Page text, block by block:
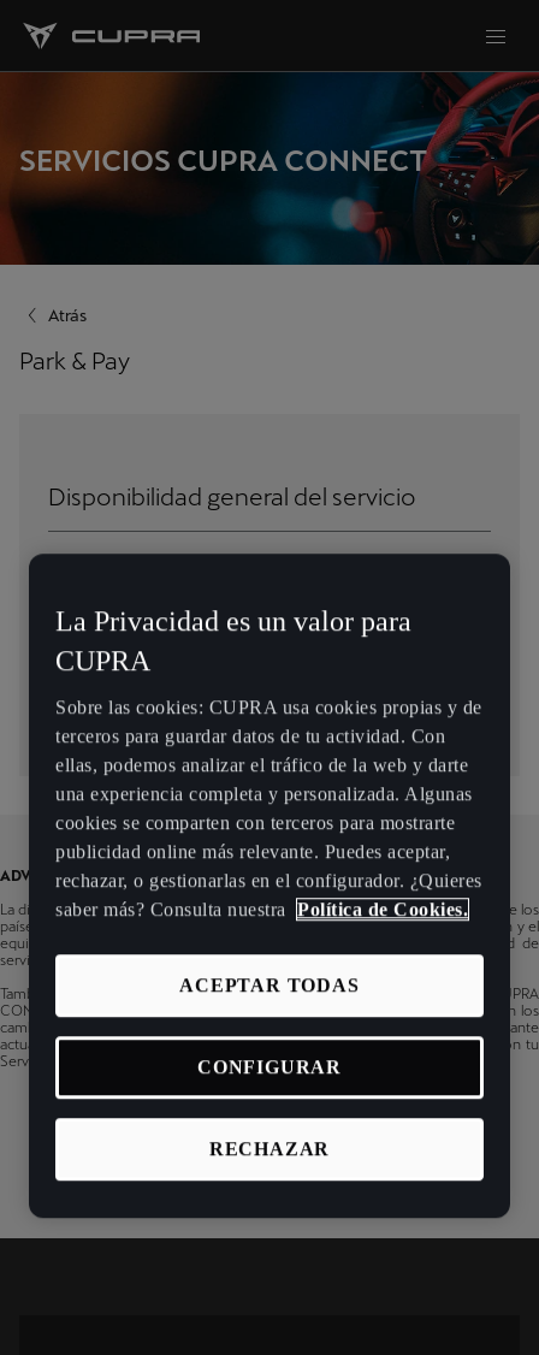
SERVICIOS CUPRA CONNECT
Atrás
Park & Pay
Disponibilidad general del servicio
Andorra
Albania
Austria
Bosnia y Herzegovina
Bélgica
Bulgaria
Suiza
Chipre
Modelos
Fabricado a partir de 35/2021
León
Fabricado a partir de 48/2020
León Sportstourer
Fabricado a partir de 48/2020
Formentor
Fabricado a partir de 48/2020
Terramar
Tavascan
Fabricado a partir de 01/2024
Infotainment
Navi System
ADVERTENCIA
La disponibilidad de los servicios CUPRA CONNECT puede variar en función de los
países, los modelos, sus sistemas de Infotainment, los periodos de producción y el
equipamiento del vehículo. Puedes utilizar el filtro para ver la disponibilidad de
servicios del coche CUPRA en concreto.
También puedes comprobar la disponibilidad general de los servicios CUPRA
CONNECT en esta herramienta, pero es solo a título informativo. Se reservan los
cambios de contenido. Algunas funciones pueden estar disponibles mediante
actualizaciones de software. Si quieres más información, contacta siempre con tu
Servicio técnico de CUPRA.
La Privacidad es un valor para
CUPRA
Sobre las cookies: CUPRA usa cookies propias y de
terceros para guardar datos de tu actividad. Con
ellas, podemos analizar el tráfico de la web y darte
una experiencia completa y personalizada. Algunas
cookies se comparten con terceros para mostrarte
publicidad online más relevante. Puedes aceptar,
rechazar, o gestionarlas en el configurador. ¿Quieres
saber más? Consulta nuestra
Política de Cookies.
RECHAZAR
ACEPTAR TODAS
CONFIGURAR